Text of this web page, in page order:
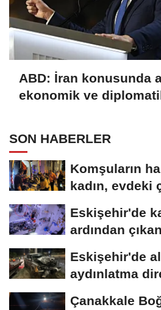
ABD: İran konusunda
ekonomik ve
SON HABERLER
Komşuların
kadın, evdeki
Eskişehir'de
ardından
Eskişehir'de
aydınlatma
Çanakkale